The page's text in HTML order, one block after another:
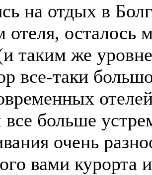
на отдых в
осталось
таким же
все-таки
все больше
очень
вами курорта